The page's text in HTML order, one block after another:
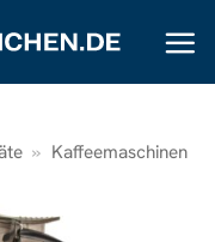
» Kaffeemaschinen